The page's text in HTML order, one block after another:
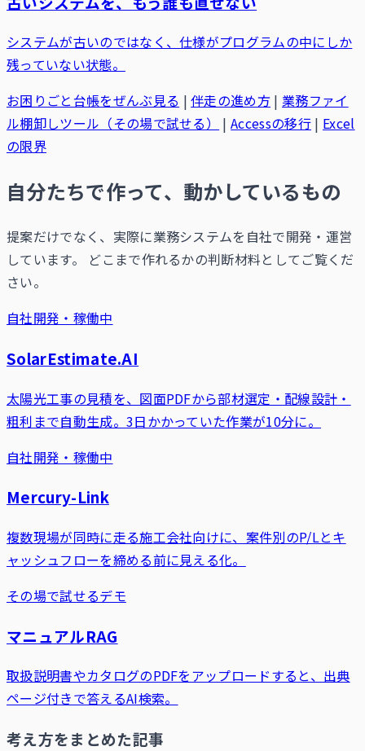
システムが古いのではなく、仕様がプログラムの中にしか
残っていない状態。
お困りごと台帳をぜんぶ見る | 伴走の進め方 | 業務ファイ
ル棚卸しツール（その場で試せる）
| Accessの移行 | Excel
の限界
自分たちで作って、動かしているもの
提案だけでなく、実際に業務システムを自社で開発・運営
しています。 どこまで作れるかの判断材料としてご覧くだ
さい。
自社開発・稼働中
SolarEstimate.AI
太陽光工事の見積を、図面PDFから部材選定・配線設計・
粗利まで自動生成。3日かかっていた作業が10分に。
自社開発・稼働中
Mercury-Link
複数現場が同時に走る施工会社向けに、案件別のP/Lとキ
ャッシュフローを締める前に見える化。
その場で試せるデモ
マニュアルRAG
取扱説明書やカタログのPDFをアップロードすると、出典
ページ付きで答えるAI検索。
考え方をまとめた記事